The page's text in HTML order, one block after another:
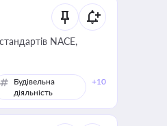
NACE,
Будівельна
діяльність
+10